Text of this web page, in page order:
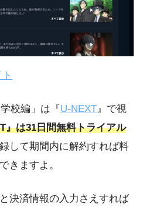
校編」は『U-NEXT 』で視
』は31日間無料トライアル
して期間内に解約すれば料
きますよ。
決済情報の入力さえすれば